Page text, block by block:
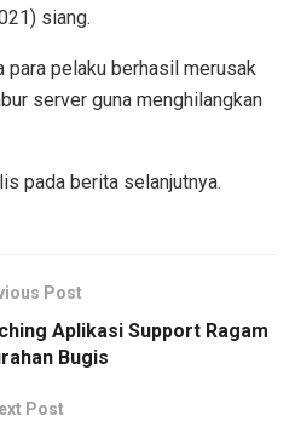
siang.
para pelaku berhasil merusak
server guna menghilangkan
pada berita selanjutnya.
Post
Aplikasi Support Ragam
Bugis
Post